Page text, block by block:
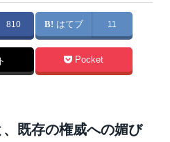
810 はてブ 11
Pocket
既存の権威への媚び